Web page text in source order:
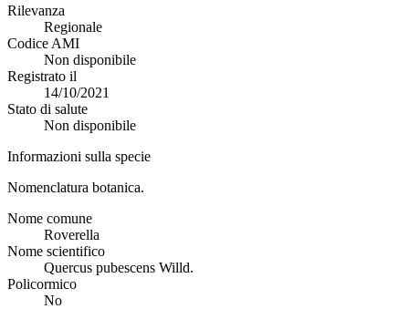
Rilevanza
Regionale
Codice AMI
Non disponibile
Registrato il
14/10/2021
Stato di salute
Non disponibile
Informazioni sulla specie
Nomenclatura botanica.
Nome comune
Roverella
Nome scientifico
Quercus pubescens Willd.
Policormico
No